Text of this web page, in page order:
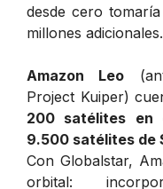
desde cero
millones adicionales.
Amazon Leo
Project Kuiper)
200 satélites en
9.500 satélites de
Con Globalstar,
orbital: